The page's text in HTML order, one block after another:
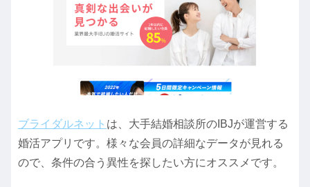
ブライダルネット は、大手結婚相談所のIBJが運営する
婚活アプリです。様々な会員の詳細なデータが見れる
ので、条件の合う異性を探したい方にオススメです。